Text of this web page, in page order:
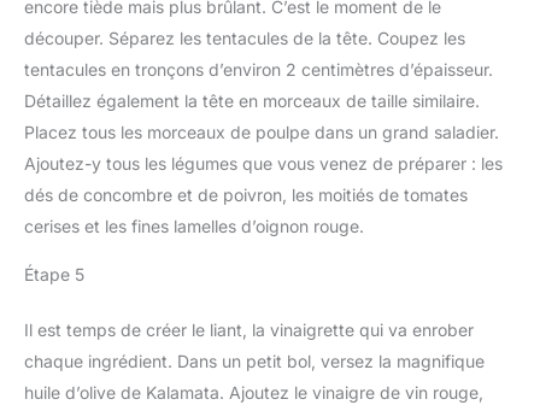
encore tiède mais plus brûlant. C’est le moment de le
découper. Séparez les tentacules de la tête. Coupez les
tentacules en tronçons d’environ 2 centimètres d’épaisseur.
Détaillez également la tête en morceaux de taille similaire.
Placez tous les morceaux de poulpe dans un grand saladier.
Ajoutez-y tous les légumes que vous venez de préparer : les
dés de concombre et de poivron, les moitiés de tomates
cerises et les fines lamelles d’oignon rouge.
Étape 5
Il est temps de créer le liant, la vinaigrette qui va enrober
chaque ingrédient. Dans un petit bol, versez la magnifique
huile d’olive de Kalamata. Ajoutez le vinaigre de vin rouge,